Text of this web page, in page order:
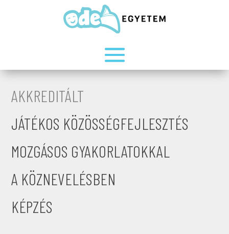
AKKREDITÁLT
JÁTÉKOS KÖZÖSSÉGFEJLESZTÉS
MOZGÁSOS GYAKORLATOKKAL
A KÖZNEVELÉSBEN
KÉPZÉS